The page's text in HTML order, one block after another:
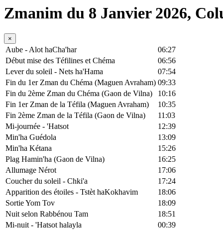
Zmanim du 8 Janvier 2026,
×
Aube - Alot haCha'har
06:27
Début mise des Téfilines et Chéma
06:56
Lever du soleil - Nets ha'Hama
07:54
Fin du 1er Zman du Chéma (Maguen Avraham) 09:33
Fin du 2ème Zman du Chéma (Gaon de Vilna)
10:16
Fin 1er Zman de la Téfila (Maguen Avraham)
10:35
Fin 2ème Zman de la Téfila (Gaon de Vilna)
11:03
Mi-journée - 'Hatsot
12:39
Min'ha Guédola
13:09
Min'ha Kétana
15:26
Plag Hamin'ha (Gaon de Vilna)
16:25
Allumage Nérot
17:06
Coucher du soleil - Chki'a
17:24
Apparition des étoiles - Tstèt haKokhavim
18:06
Sortie Yom Tov
18:09
Nuit selon Rabbénou Tam
18:51
Mi-nuit - 'Hatsot halayla
00:39